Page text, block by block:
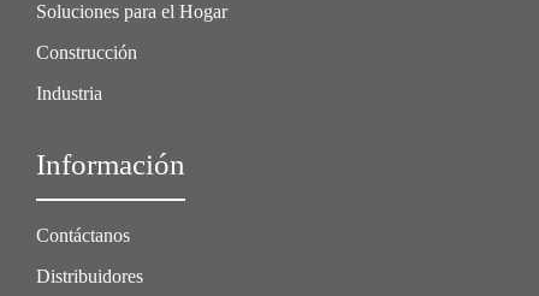
Soluciones para el Hogar
Construcción
Industria
Información
Contáctanos
Distribuidores